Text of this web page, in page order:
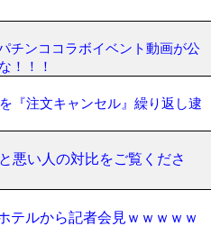
チンココラボイベント動画が公
！！！
『注文キャンセル』繰り返し逮
悪い人の対比をご覧くださ
テルから記者会見ｗｗｗｗｗ